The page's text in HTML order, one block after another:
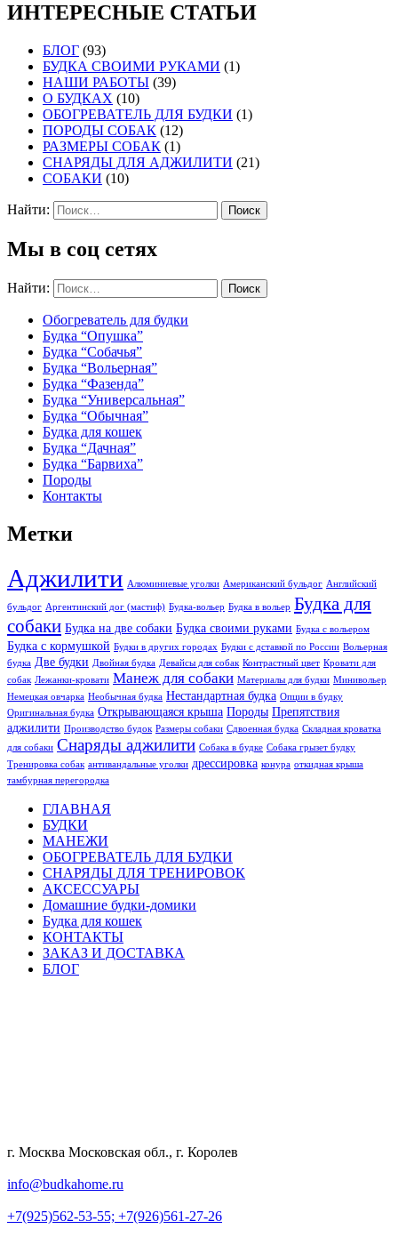
ИНТЕРЕСНЫЕ СТАТЬИ
БЛОГ (93)
БУДКА СВОИМИ РУКАМИ (1)
НАШИ РАБОТЫ (39)
О БУДКАХ (10)
ОБОГРЕВАТЕЛЬ ДЛЯ БУДКИ (1)
ПОРОДЫ СОБАК (12)
РАЗМЕРЫ СОБАК (1)
СНАРЯДЫ ДЛЯ АДЖИЛИТИ (21)
СОБАКИ (10)
Найти:
Мы в соц сетях
Найти:
Обогреватель для будки
Будка “Опушка”
Будка “Собачья”
Будка “Вольерная”
Будка “Фазенда”
Будка “Универсальная”
Будка “Обычная”
Будка для кошек
Будка “Дачная”
Будка “Барвиха”
Породы
Контакты
Метки
Аджилити Алюминиевые уголки Американский бульдог Английский
бульдог Аргентинский дог (мастиф) Будка-вольер Будка в вольер Будка для
собаки Будка на две собаки Будка своими руками Будка с вольером
Будка с кормушкой Будки в других городах Будки с дставкой по России Вольерная
будка Две будки Двойная будка Девайсы для собак Контрастный цвет Кровати для
собак Лежанки-кровати Манеж для собаки Материалы для будки Минивольер
Немецкая овчарка Необычная будка Нестандартная будка Опции в будку
Оригинальная будка Открывающаяся крыша Породы Препятствия
аджилити Производство будок Размеры собаки Сдвоенная будка Складная кроватка
для собаки Снаряды аджилити Собака в будке Собака грызет будку
Тренировка собак антивандальные уголки дрессировка конура откидная крыша
тамбурная перегородка
ГЛАВНАЯ
БУДКИ
МАНЕЖИ
ОБОГРЕВАТЕЛЬ ДЛЯ БУДКИ
СНАРЯДЫ ДЛЯ ТРЕНИРОВОК
АКСЕССУАРЫ
Домашние будки-домики
Будка для кошек
КОНТАКТЫ
ЗАКАЗ И ДОСТАВКА
БЛОГ
г. Москва Московская обл., г. Королев
info@budkahome.ru
+7(925)562-53-55; +7(926)561-27-26